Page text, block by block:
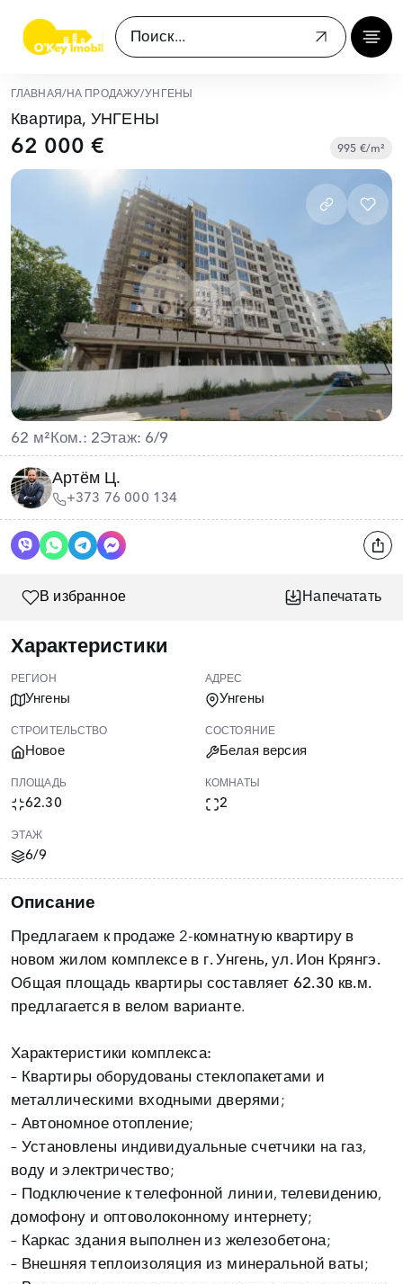
ГЛАВНАЯ/ НА ПРОДАЖУ/УНГЕНЫ
Квартира, УНГЕНЫ
62 000 € 995 €/m²
62 м² Ком.: 2Этаж: 6/9
Артём Ц.
+373 76 000 134
В избранное Напечатать
Характеристики
РЕГИОН
Унгены
АДРЕС
Унгены
СТРОИТЕЛЬСТВО
Новое
СОСТОЯНИЕ
Белая версия
ПЛОЩАДЬ
62.30
КОМНАТЫ
2
ЭТАЖ
6/9
Описание
Предлагаем к продаже 2-комнатную квартиру в
новом жилом комплексе в г. Унгень, ул. Ион Крянгэ.
Общая площадь квартиры составляет 62.30 кв.м.
предлагается в велом варианте.
Характеристики комплекса:
– Квартиры оборудованы стеклопакетами и
металлическими входными дверями;
– Автономное отопление;
– Установлены индивидуальные счетчики на газ,
воду и электричество;
– Подключение к телефонной линии, телевидению,
домофону и оптоволоконному интернету;
– Каркас здания выполнен из железобетона;
– Внешняя теплоизоляция из минеральной ваты;